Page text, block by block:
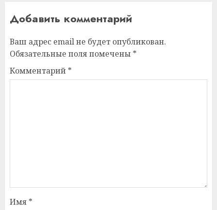
Добавить комментарий
Ваш адрес email не будет опубликован.
Обязательные поля помечены *
Комментарий *
Имя *